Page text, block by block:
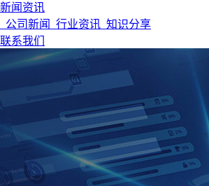
新闻资讯
公司新闻
行业资讯 知识分享
联系我们